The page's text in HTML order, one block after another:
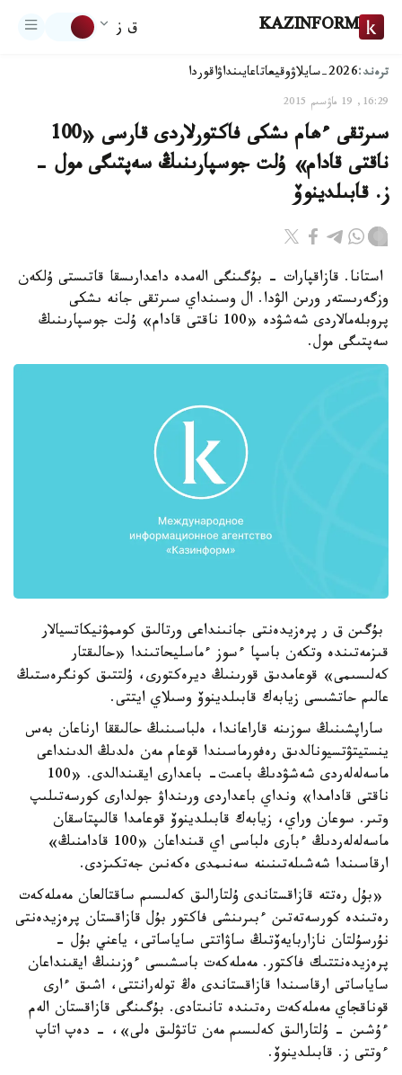
KAZINFORM ق ز
ترەند:2026-سايلاۋ وقيعاتاعايىنداۋاقوردا
16:29, 19 ماۋسىم 2015
سىرتقى ءھام ىشكى فاكتورلاردى قارسى «100
ناقتى قادام» ۇلت جوسپارىنىڭ سەپتىگى مول -
ز. قابىلدينوۆ
استانا. قازاقپارات - بۇگىنگى الەمدە داعدارىسقا قاتىستى ۇلكەن
وزگەرىستەر ورىن الۋدا. ال وسىنداي سىرتقى جانە ىشكى
پروبلەمالاردى شەشۋدە «100 ناقتى قادام» ۇلت جوسپارىنىڭ
سەپتىگى مول.
بۇگىن ق ر پرەزيدەنتى جانىنداعى ورتالىق كوممۋنيكاتسيالار
قىزمەتىندە وتكەن باسپا ءسوز ءماسليحاتىندا «حالىقتار
كەلىسىمى» قوعامدىق قورىنىڭ ديرەكتورى، ۇلتتىق كونگرەستىڭ
عالىم حاتشىسى زيابەك قابىلدينوۆ وسىلاي ايتتى.
ساراپشىنىڭ سوزىنە قاراعاندا، ەلباسىنىڭ حالىققا ارناعان بەس
ينستيتۋتسيونالدىق رەفورماسىندا قوعام مەن ەلدىڭ الدىنداعى
ماسەلەلەردى شەشۋدىڭ باعىت- باعدارى ايقىندالدى. «100
ناقتى قادامدا» ونداي باعداردى ورىنداۋ جولدارى كورسەتىلىپ
وتىر. سوعان وراي، زيابەك قابىلدينوۆ قوعامدا قالىپتاسقان
ماسەلەلەردىڭ ءبارى ەلباسى اي قىنداعان «100 قادامنىڭ»
ارقاسىندا شەشىلەتىنىنە سەنىمدى ەكەنىن جەتكىزدى.
«بۇل رەتتە قازاقستاندى ۇلتارالىق كەلىسىم ساقتالعان مەملەكەت
رەتىندە كورسەتەتىن ءبىرىنشى فاكتور بۇل قازاقستان پرەزيدەنتى
نۇرسۇلتان نازاربايەۆتىڭ ساۋاتتى ساياساتى، ياعني بۇل -
پرەزيدەنتتىك فاكتور. مەملەكەت باسشىسى ءوزىنىڭ ايقىنداعان
ساياساتى ارقاسىندا قازاقستاندى ەڭ تولەرانتتى، اشىق ءارى
قوناقجاي مەملەكەت رەتىندە تانىتادى. بۇگىنگى قازاقستان الەم
ءۇشىن - ۇلتارالىق كەلىسىم مەن تاتۋلىق ەلى»، - دەپ اتاپ
ءوتتى ز. قابىلدينوۆ.